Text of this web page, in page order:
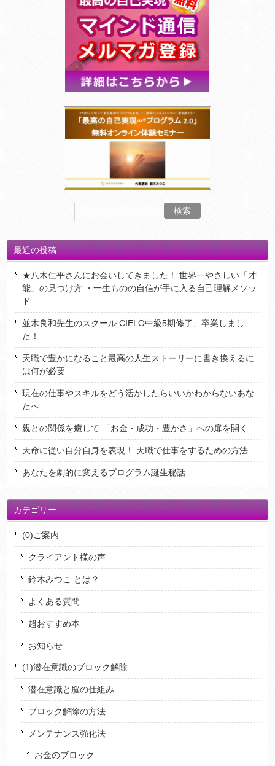
最近の投稿
★八木仁平さんにお会いしてきました！ 世界一やさしい「才
能」の見つけ方 ・一生ものの自信が手に入る自己理解メソッ
ド
並木良和先生のスクール CIELO中級5期修了、卒業しまし
た！
天職で豊かになること最高の人生ストーリーに書き換えるに
は何が必要
現在の仕事やスキルをどう活かしたらいいかわからないあな
たへ
親との関係を癒して 「お金・成功・豊かさ」への扉を開く
天命に従い自分自身を表現！ 天職で仕事をするための方法
あなたを劇的に変えるプログラム誕生秘話
カテゴリー
(0)ご案内
クライアント様の声
鈴木みつこ とは？
よくある質問
超おすすめ本
お知らせ
(1)潜在意識のブロック解除
潜在意識と脳の仕組み
ブロック解除の方法
メンテナンス強化法
お金のブロック